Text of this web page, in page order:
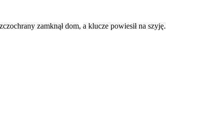
zamknął dom, a klucze powiesił na szyję.